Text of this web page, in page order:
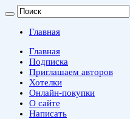
Главная
Главная
Подписка
Приглашаем авторов
Хотелки
Онлайн-покупки
О сайте
Написать